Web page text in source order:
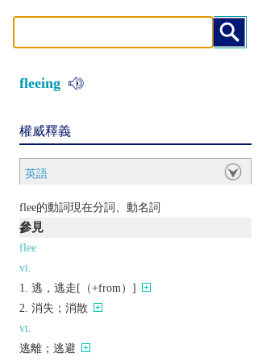
fleeing
權威釋義
英語
flee的動詞現在分詞、動名詞
參見
flee
vi.
逃，逃走[（+from）]
消失；消散
vt.
逃離；逃避